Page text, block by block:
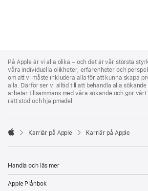
Footer
På Apple är vi alla olika – och det är vår största
våra individuella olikheter, erfarenheter och
om att vi måste inkludera alla för att kunna skapa
alla. Därför ser vi alltid till att behandla alla
arbetar tillsammans med våra sökande och gör
rätt stöd och hjälpmedel.

Karriär på Apple Karriär på Apple
Handla och läs mer
Apple Plånbok